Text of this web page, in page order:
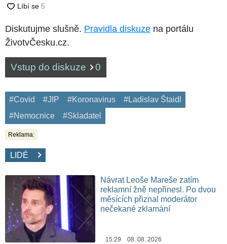
Diskutujme slušně. Pravidla diskuze na portálu
ŽivotvČesku.cz.
Vstup do diskuze 0
#Covid #JIP #Koronavirus
#Ladislav Štaidl
#Nemocnice
#Skladatel
Reklama:
LIDÉ
Návrat Leoše Mareše zatím
reklamní žně nepřinesl. Po dvou
měsících přiznal moderátor
nečekané zklamání
15:29 08. 08. 2026